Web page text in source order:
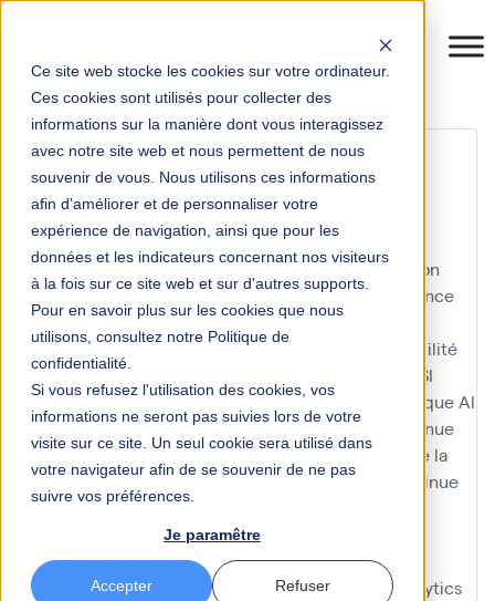
Ce site web stocke les cookies sur votre ordinateur.
Ces cookies sont utilisés pour collecter des
informations sur la manière dont vous interagissez
avec notre site web et nous permettent de nous
souvenir de vous. Nous utilisons ces informations
afin d'améliorer et de personnaliser votre
expérience de navigation, ainsi que pour les
données et les indicateurs concernant nos visiteurs
à la fois sur ce site web et sur d'autres supports.
Pour en savoir plus sur les cookies que nous
utilisons, consultez notre Politique de
confidentialité.
Si vous refusez l'utilisation des cookies, vos
informations ne seront pas suivies lors de votre
visite sur ce site. Un seul cookie sera utilisé dans
votre navigateur afin de se souvenir de ne pas
suivre vos préférences.
Je paramêtre
Accepter Refuser
distribution
10KM Paris accompagnementaccompagnement
Anaplan accompagnement IFSachatsacquisition
acteuracteur clé actualité actualitésadministration
administration des ventesadoption utilisateur
agence
nationale de la rechercheAgents IA SAP ERP
agilité agilité à l'échelle agilité de l'organisation
agilité
des organisations
agilité du SI
agilité du système d'information agilité technologiqueAI
aide au choix AIFE amélioration amélioration continue
amélioration de l'expérience client amélioration de la
performanceamélioration de la performance continue
amélioration en continu
AMOA Infinoéanalyse
Analyse de donnéesanalyse donnéesanalyse du
contenu
analyses ad hoc analyses predictives
analytics